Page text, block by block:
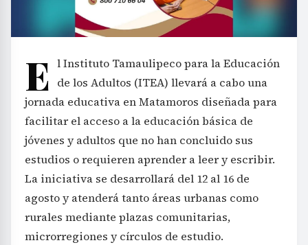
E l Instituto Tamaulipeco para la Educación
de los Adultos (ITEA) llevará a cabo una
jornada educativa en Matamoros diseñada para
facilitar el acceso a la educación básica de
jóvenes y adultos que no han concluido sus
estudios o requieren aprender a leer y escribir.
La iniciativa se desarrollará del 12 al 16 de
agosto y atenderá tanto áreas urbanas como
rurales mediante plazas comunitarias,
microrregiones y círculos de estudio.